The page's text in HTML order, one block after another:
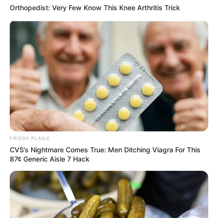
der Landkarte von OpenStreetMap:
Lageplan alsgrößere Karte zeigen
Deutschlandweit Veranstaltung kostenlos
eintragen:
Orthopedist: Very Few Know This Knee Arthritis Trick
FRIDAY PLANS
CVS’s Nightmare Comes True: Men Ditching Viagra For This
87¢ Generic Aisle 7 Hack